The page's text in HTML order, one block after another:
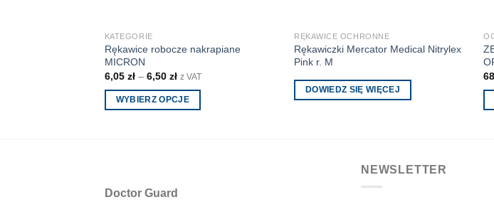
KATEGORIE
Rękawice robocze nakrapiane
MICRON
6,05 zł– 6,50 zł z VAT
WYBIERZ OPCJE
Opcje
RĘKAWICE OCHRONNE
Rękawiczki Mercator Medical Nitrylex
Pink r. M
DOWIEDZ SIĘ WIĘCEJ
Doctor Guard
NEWSLETTER